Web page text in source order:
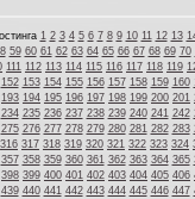
1 2 3 4 5 6 7 8 9 10 11 12 13
59 60 61 62 63 64 65 66 67 68 69 70
111 112 113 114 115 116 117 118 119
152 153 154 155 156 157 158 159 160
193 194 195 196 197 198 199 200 201
234 235 236 237 238 239 240 241 242
275 276 277 278 279 280 281 282 283
316 317 318 319 320 321 322 323 324
357 358 359 360 361 362 363 364 365
398 399 400 401 402 403 404 405 406
439 440 441 442 443 444 445 446 447